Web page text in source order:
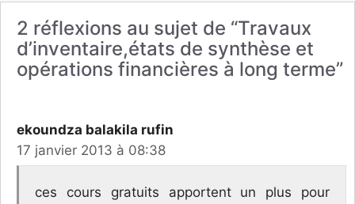
2 réflexions au sujet de “Travaux
d’inventaire,états de synthèse et
opérations financières à long terme”
ekoundza balakila rufin
17 janvier 2013 à 08:38
ces cours gratuits apportent un plus pour